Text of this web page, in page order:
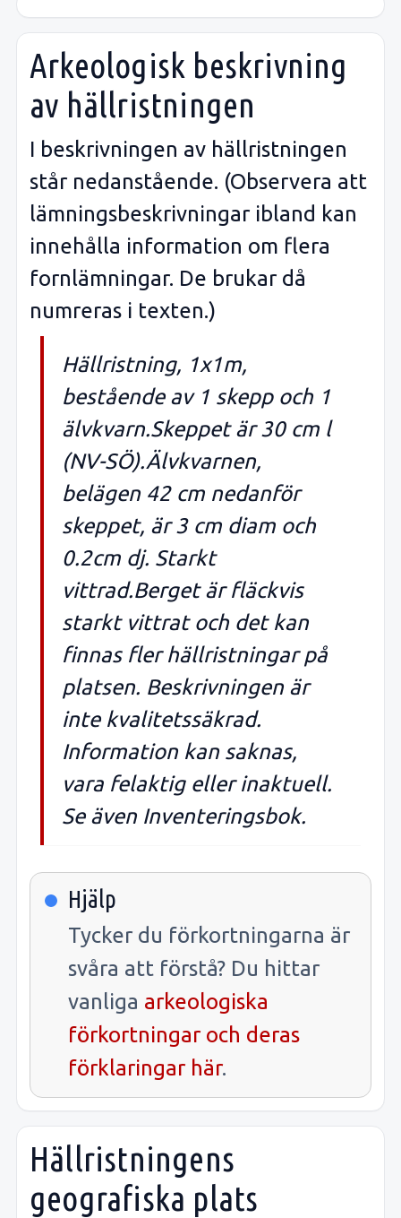
Arkeologisk beskrivning
av hällristningen
I beskrivningen av hällristningen
står nedanstående. (Observera att
lämningsbeskrivningar ibland kan
innehålla information om flera
fornlämningar. De brukar då
numreras i texten.)
Hällristning, 1x1m,
bestående av 1 skepp och 1
älvkvarn.Skeppet är 30 cm l
(NV-SÖ).Älvkvarnen,
belägen 42 cm nedanför
skeppet, är 3 cm diam och
0.2cm dj. Starkt
vittrad.Berget är fläckvis
starkt vittrat och det kan
finnas fler hällristningar på
platsen. Beskrivningen är
inte kvalitetssäkrad.
Information kan saknas,
vara felaktig eller inaktuell.
Se även Inventeringsbok.
Hjälp
Tycker du förkortningarna är
svåra att förstå? Du hittar
vanliga arkeologiska
förkortningar och deras
förklaringar här.
Hällristningens
geografiska plats